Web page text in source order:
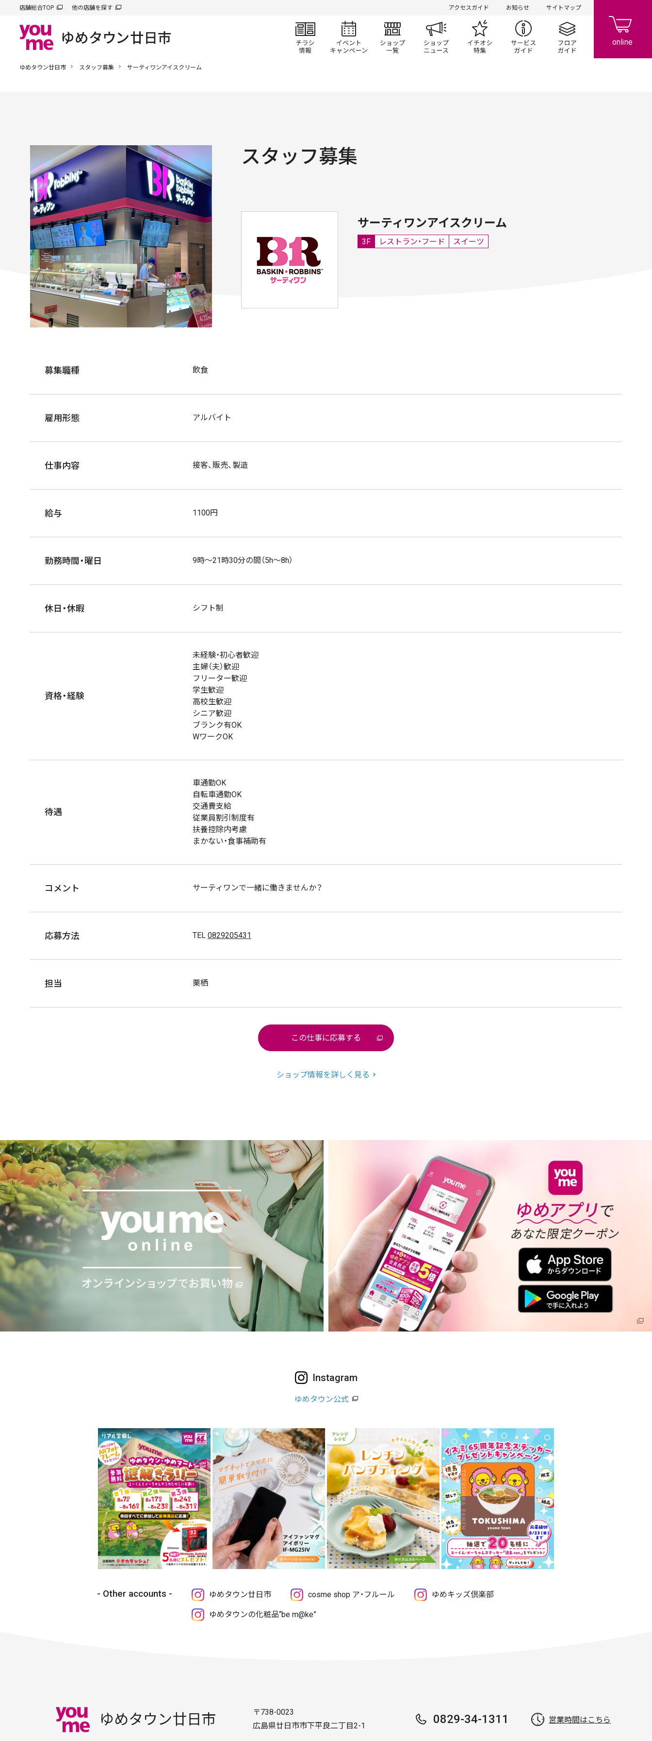
店舗総合TOP 他の店舗を探す アクセスガイド お知らせ サイトマップ
チラシ情報 イベント/キャンペーン
ショップ一覧 ショップニュースイチオシ特集 サービスガイドフロアガイド
ゆめタウン廿日市 スタッフ募集 サーティワンアイスクリーム
スタッフ募集
サーティワンアイスクリーム
3F レストラン・フード スイーツ
募集職種 飲食
雇用形態 アルバイト
仕事内容 接客、販売、製造
給与 1100円
勤務時間・曜日 9時〜21時30分の間（5h〜8h）
休日・休暇 シフト制
資格・経験
未経験・初心者歓迎
主婦（夫）歓迎
フリーター歓迎
学生歓迎
高校生歓迎
シニア歓迎
ブランク有OK
WワークOK
待遇
車通勤OK
自転車通勤OK
交通費支給
従業員割引制度有
扶養控除内考慮
まかない・食事補助有
コメント サーティワンで一緒に働きませんか？
応募方法 TEL 0829205431
担当 栗栖
この仕事に応募する
ショップ情報を詳しく見る
Instagram
ゆめタウン公式
Other accounts ゆめタウン廿日市 cosme shop ア・フルール ゆめキッズ倶楽部
ゆめタウンの化粧品“be m@ke”
ゆめタウン廿日市
〒738-0023
広島県廿日市市下平良二丁目2-1
0829-34-1311 営業時間はこちら